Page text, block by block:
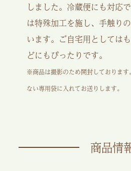
しました。冷蔵便にも対応
は特殊加工を施し、手触り
います。ご自宅用としては
どにもぴったりです。
※商品は撮影のため開封しております
ない専用袋に入れてお送りします。
商品情